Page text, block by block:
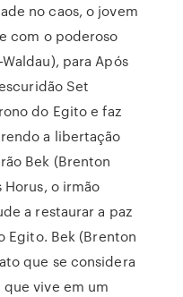
no caos, o jovem
com o poderoso
para Após
Set
do Egito e faz
a libertação
Bek (Brenton
Horus, o irmão
a restaurar a paz
Egito. Bek (Brenton
que se considera
que vive em um